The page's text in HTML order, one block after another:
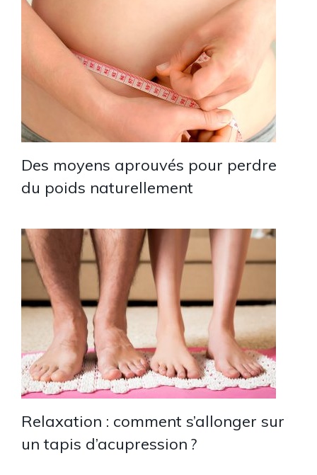
Des moyens aprouvés pour perdre
du poids naturellement
Relaxation : comment s’allonger sur
un tapis d’acupression ?